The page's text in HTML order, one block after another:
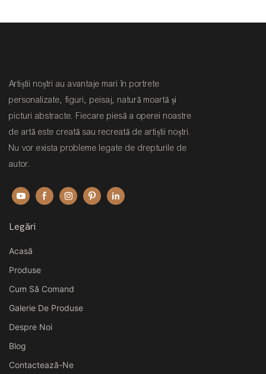
Artiștii noștri au avantaje mari în portrete
personalizate, figuri, peisaj, natură moartă și
picturi abstracte. Fiecare piesă a operei noastre
de artă este creată sau recreată de artiștii noștri.
Nu vor exista probleme legate de drepturile de
autor.
Legări
Acasă
Produse
Cum Să Comand
Galerie De Produse
Despre Noi
Blog
Contactează-Ne